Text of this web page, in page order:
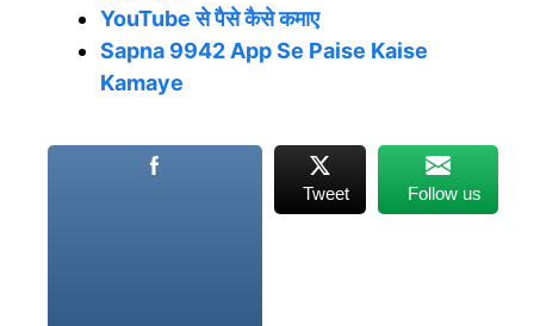
YouTube से पैसे कैसे कमाए
Sapna 9942 App Se Paise Kaise
Kamaye
Tweet Follow us